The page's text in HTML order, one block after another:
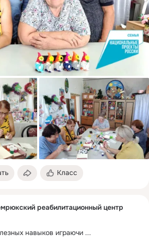
Класс
реабилитационный центр
навыков играючи ...